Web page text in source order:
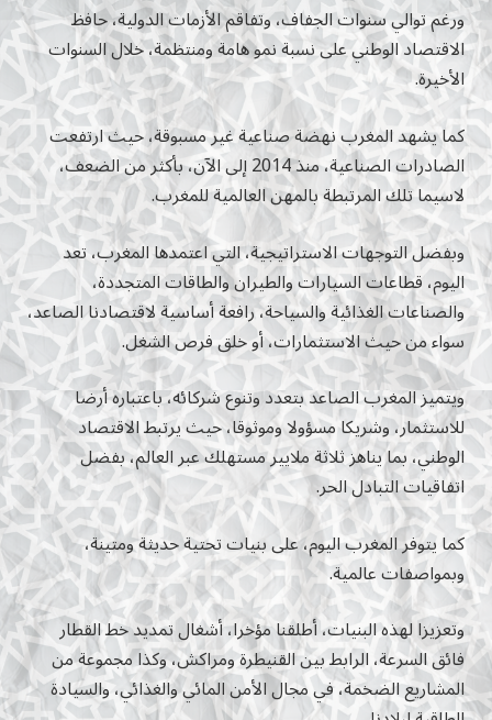
ورغم توالي سنوات الجفاف، وتفاقم الأزمات الدولية، حافظ
الاقتصاد الوطني على نسبة نمو هامة ومنتظمة، خلال السنوات
الأخيرة.
كما يشهد المغرب نهضة صناعية غير مسبوقة، حيث ارتفعت
الصادرات الصناعية، منذ 2014 إلى الآن، بأكثر من الضعف،
لاسيما تلك المرتبطة بالمهن العالمية للمغرب.
وبفضل التوجهات الاستراتيجية، التي اعتمدها المغرب، تعد
اليوم، قطاعات السيارات والطيران والطاقات المتجددة،
والصناعات الغذائية والسياحة، رافعة أساسية لاقتصادنا الصاعد،
سواء من حيث الاستثمارات، أو خلق فرص الشغل.
ويتميز المغرب الصاعد بتعدد وتنوع شركائه، باعتباره أرضا
للاستثمار، وشريكا مسؤولا وموثوقا، حيث يرتبط الاقتصاد
الوطني، بما يناهز ثلاثة ملايير مستهلك عبر العالم، بفضل
اتفاقيات التبادل الحر.
كما يتوفر المغرب اليوم، على بنيات تحتية حديثة ومتينة،
وبمواصفات عالمية.
وتعزيزا لهذه البنيات، أطلقنا مؤخرا، أشغال تمديد خط القطار
فائق السرعة، الرابط بين القنيطرة ومراكش، وكذا مجموعة من
المشاريع الضخمة، في مجال الأمن المائي والغذائي، والسيادة